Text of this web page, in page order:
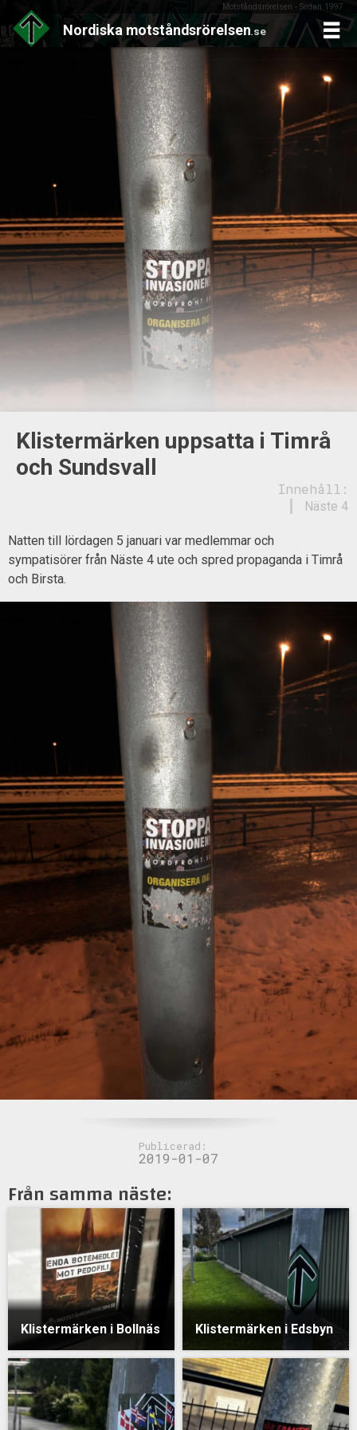
Motståndsrörelsen - Sedan 1997
Nordiska motståndsrörelsen.se
Skip
to
content
Klistermärken uppsatta i Timrå
och Sundsvall
Innehåll:
Näste 4
Natten till lördagen 5 januari var medlemmar och
sympatisörer från Näste 4 ute och spred propaganda i Timrå
och Birsta.
Publicerad:
2019-01-07
Från samma näste:
Klistermärken i Bollnäs Klistermärken i Edsbyn